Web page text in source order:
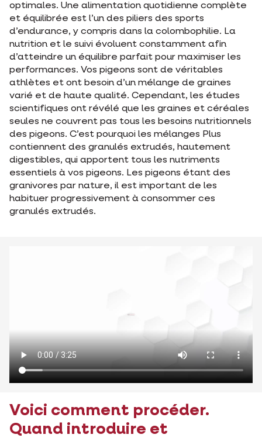
optimales. Une alimentation quotidienne complète
et équilibrée est l’un des piliers des sports
d’endurance, y compris dans la colombophilie. La
nutrition et le suivi évoluent constamment afin
d’atteindre un équilibre parfait pour maximiser les
performances. Vos pigeons sont de véritables
athlètes et ont besoin d’un mélange de graines
varié et de haute qualité. Cependant, les études
scientifiques ont révélé que les graines et céréales
seules ne couvrent pas tous les besoins nutritionnels
des pigeons. C’est pourquoi les mélanges Plus
contiennent des granulés extrudés, hautement
digestibles, qui apportent tous les nutriments
essentiels à vos pigeons. Les pigeons étant des
granivores par nature, il est important de les
habituer progressivement à consommer ces
granulés extrudés.
Voici comment procéder.
Quand introduire et